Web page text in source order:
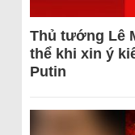
Thủ tướng Lê
thể khi xin ý
Putin